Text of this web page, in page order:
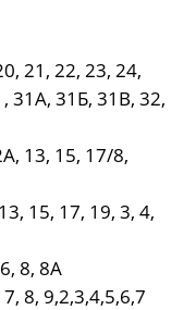
21, 22, 23, 24,
31А, 31Б, 31В, 32,
13, 15, 17/8,
15, 17, 19, 3, 4,
8, 8А
8, 9,2,3,4,5,6,7